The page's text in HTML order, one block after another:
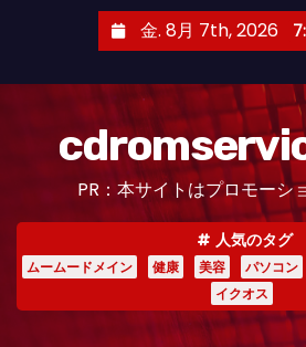
金. 8月 7th, 2026
PR：本サイトはプロモーシ
人気のタグ
ムームードメイン 健康 美容 パソコン
イクオス